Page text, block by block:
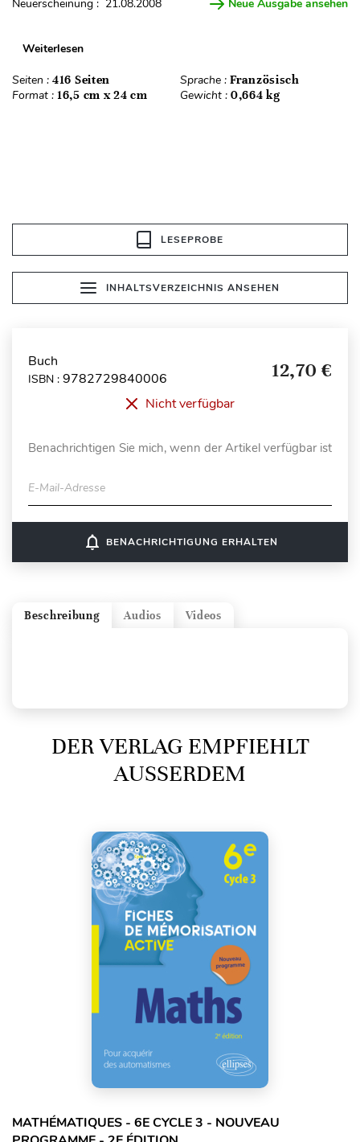
Neuerscheinung : 21.08.2008
Neue Ausgabe ansehen
Weiterlesen
Seiten : 416 Seiten Sprache : Französisch
Format : 16,5 cm x 24 cm Gewicht : 0,664 kg
LESEPROBE
INHALTSVERZEICHNIS ANSEHEN
Buch
ISBN : 9782729840006 12,70 €
Nicht verfügbar
Benachrichtigen Sie mich, wenn der Artikel verfügbar ist
E-Mail-Adresse
notifications_none BENACHRICHTIGUNG ERHALTEN
Videos
Audios
Beschreibung
DER VERLAG EMPFIEHLT
AUSSERDEM
MATHÉMATIQUES - 6E CYCLE 3 - NOUVEAU